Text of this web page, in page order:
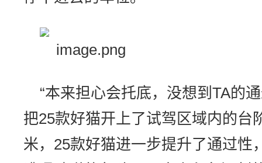
“本来担心会托底，没想到TA的
把25款好猫开上了试驾区域内的台
米，25款好猫进一步提升了通过性